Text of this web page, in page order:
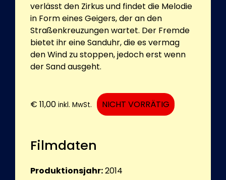
verlässt den Zirkus und findet die Melodie
in Form eines Geigers, der an den
Straßenkreuzungen wartet. Der Fremde
bietet ihr eine Sanduhr, die es vermag
den Wind zu stoppen, jedoch erst wenn
der Sand ausgeht.
€ 11,00 inkl. MwSt. NICHT VORRÄTIG
Filmdaten
Produktionsjahr:2014